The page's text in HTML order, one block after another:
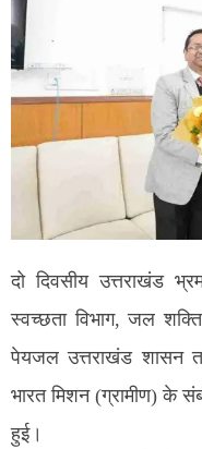
दो दिवसीय उत्तराखंड
स्वच्छता विभाग, जल
पेयजल उत्तराखंड शासन
भारत मिशन (ग्रामीण) के
हुई।